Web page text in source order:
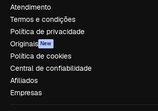
Atendimento
Termos e condições
Política de privacidade
Originais New
Política de cookies
Central de confiabilidade
Afiliados
Empresas